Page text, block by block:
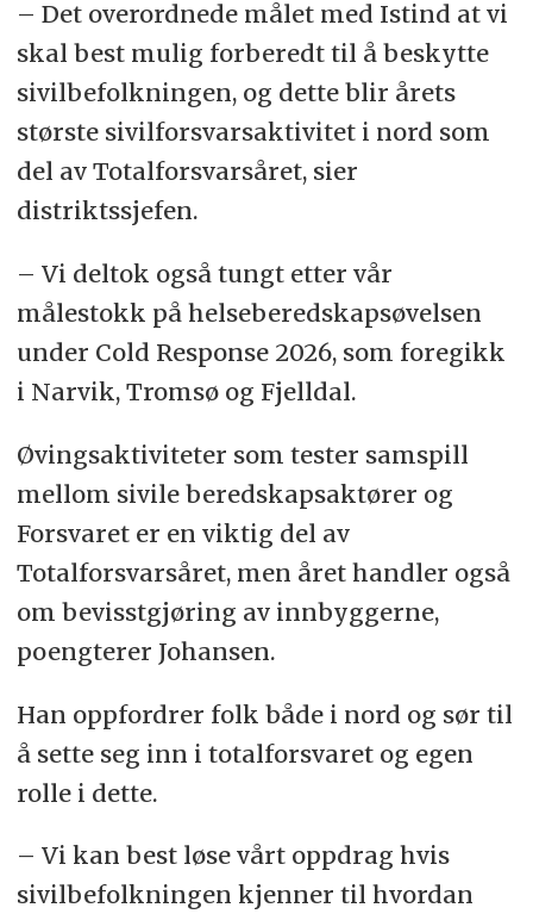
– Det overordnede målet med Istind at vi
skal best mulig forberedt til å beskytte
sivilbefolkningen, og dette blir årets
største sivilforsvarsaktivitet i nord som
del av Totalforsvarsåret, sier
distriktssjefen.
– Vi deltok også tungt etter vår
målestokk på helseberedskapsøvelsen
under Cold Response 2026, som foregikk
i Narvik, Tromsø og Fjelldal.
Øvingsaktiviteter som tester samspill
mellom sivile beredskapsaktører og
Forsvaret er en viktig del av
Totalforsvarsåret, men året handler også
om bevisstgjøring av innbyggerne,
poengterer Johansen.
Han oppfordrer folk både i nord og sør til
å sette seg inn i totalforsvaret og egen
rolle i dette.
– Vi kan best løse vårt oppdrag hvis
sivilbefolkningen kjenner til hvordan